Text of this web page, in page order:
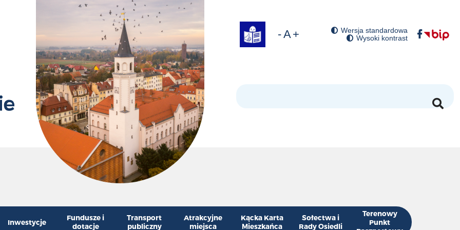
Zmniejsz rozmiar czcionki
Przywróć domyślny rozmiar czcionki
Zwiększ rozmiar czcionki
Wersja standardowa
Wysoki kontrast
Inwestycje
Fundusze i
dotacje
Transport
publiczny
Atrakcyjne
miejsca
Kącka Karta
Mieszkańca
Sołectwa i
Rady Osiedli
Terenowy
Punkt